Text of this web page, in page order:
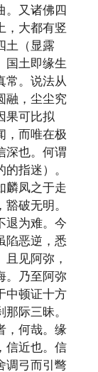
。又诸佛四
，大都有竖
土（显露
国土即缘生
常。说法从
融，尘尘究
果可比拟
，而唯在极
深也。何谓
指迷）。
麟凤之于走
破无明。
退为难。今
陷恶逆，悉
见阿弥，
。乃至阿弥
中顿证十方
际三昧。
，何哉。缘
信近也。信
调弓而引彆